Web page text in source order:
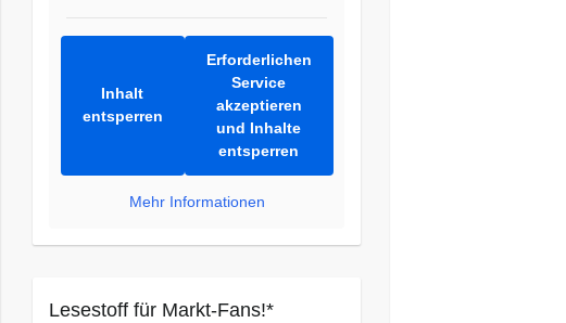
Inhalt
entsperren
Erforderlichen
Service
akzeptieren
und Inhalte
entsperren
Mehr Informationen
Lesestoff für Markt-Fans!*